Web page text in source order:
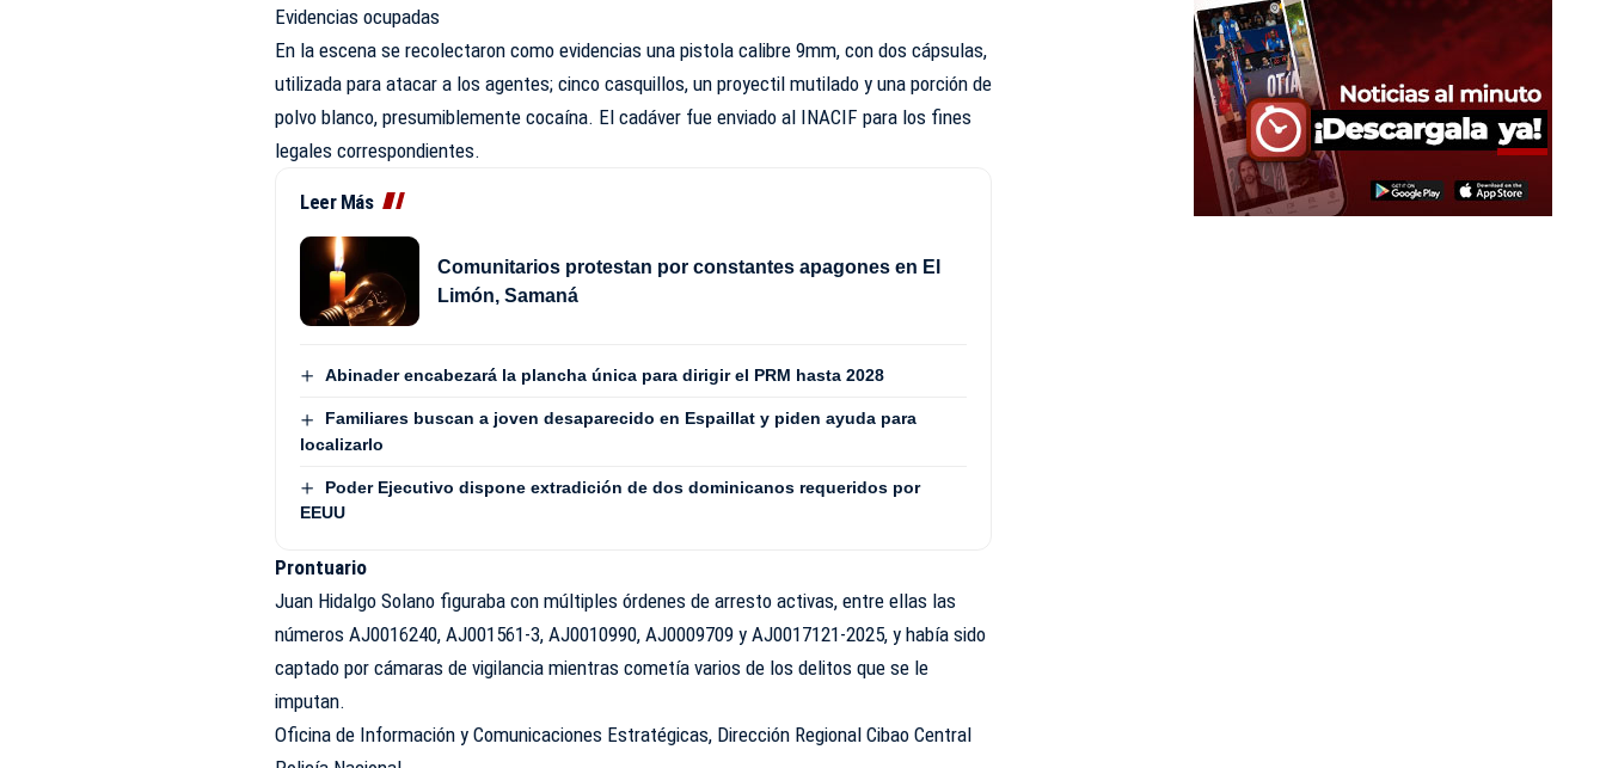
Evidencias ocupadas
En la escena se recolectaron como evidencias una pistola calibre 9mm, con dos cápsulas,
utilizada para atacar a los agentes; cinco casquillos, un proyectil mutilado y una porción de
polvo blanco, presumiblemente cocaína. El cadáver fue enviado al INACIF para los fines
legales correspondientes.
Leer Más
Comunitarios protestan por constantes apagones en El
Limón, Samaná
Abinader encabezará la plancha única para dirigir el PRM hasta 2028
Familiares buscan a joven desaparecido en Espaillat y piden ayuda para
localizarlo
Poder Ejecutivo dispone extradición de dos dominicanos requeridos por
EEUU
Prontuario
Juan Hidalgo Solano figuraba con múltiples órdenes de arresto activas, entre ellas las
números AJ0016240, AJ001561-3, AJ0010990, AJ0009709 y AJ0017121-2025, y había sido
captado por cámaras de vigilancia mientras cometía varios de los delitos que se le
imputan.
Oficina de Información y Comunicaciones Estratégicas, Dirección Regional Cibao Central